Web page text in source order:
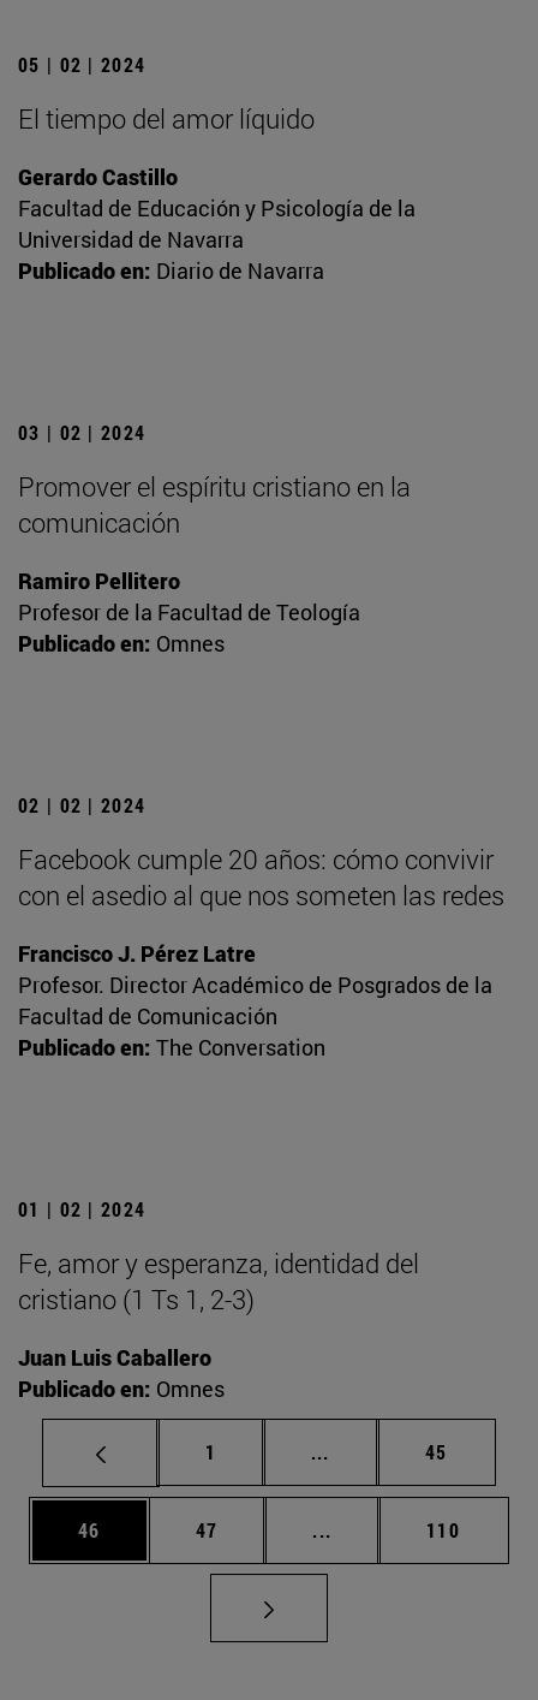
05 | 02 | 2024
El tiempo del amor líquido
Gerardo Castillo
Facultad de Educación y Psicología de la
Universidad de Navarra
Publicado en: Diario de Navarra
03 | 02 | 2024
Promover el espíritu cristiano en la
comunicación
Ramiro Pellitero
Profesor de la Facultad de Teología
Publicado en: Omnes
02 | 02 | 2024
Facebook cumple 20 años: cómo convivir
con el asedio al que nos someten las redes
Francisco J. Pérez Latre
Profesor. Director Académico de Posgrados de la
Facultad de Comunicación
Publicado en: The Conversation
01 | 02 | 2024
Fe, amor y esperanza, identidad del
cristiano (1 Ts 1, 2-3)
Juan Luis Caballero
Publicado en: Omnes
Página
1 ... Páginas intermedias
Página
45
Página
46 Página
47 ... Páginas intermedias
Página
110